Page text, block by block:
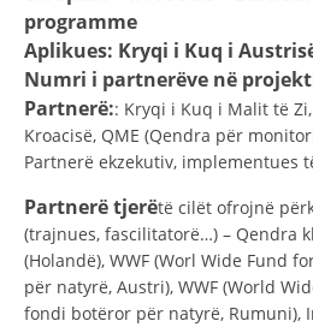
STRUKTURA E
KONTAKT
ANËTARËSIMI NË
LIGJI I KRYQIT
STATUTI I KRYQIT
programme
Aplikues: Kryqi i Kuq i
Numri i partnerëve në
Partnerë:: Kryqi i Kuq i Malit të
Kroacisë, QME (Qendra për
Partnerë ekzekutiv, implementues
Partnerë tjerëtë cilët ofrojnë
(trajnues, fascilitatorë…) – Qendra
(Holandë), WWF (Worl Wide Fund
për natyrë, Austri), WWF (World
fondi botëror për natyrë, Rumuni),